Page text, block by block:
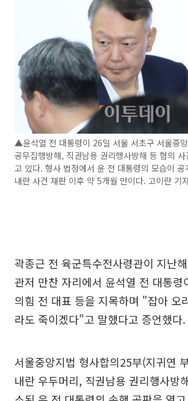
▲윤석열 전 대통령이 26일 서울 서초구 서울중
공무집행방해, 직권남용 권리행사방해 등 혐의
고 있다. 형사 법정에서 윤 전 대통령의 모습이
내란 사건 재판 이후 약 5개월 만이다. 고이란
곽종근 전 육군특수전사령관이 지난
관저 만찬 자리에서 윤석열 전 대통령
의힘 전 대표 등을 지목하며 "잡아 오
라도 죽이겠다"고 말했다고 증언했다.
서울중앙지법 형사합의25부(지귀연
내란 우두머리, 직권남용 권리행사방